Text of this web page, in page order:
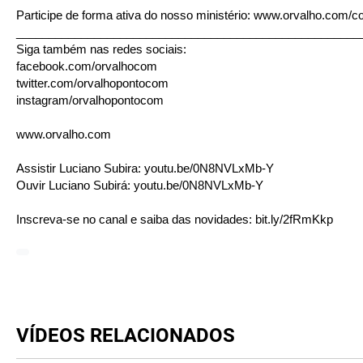
Participe de forma ativa do nosso ministério: www.orvalho.com/
Siga também nas redes sociais:
facebook.com/orvalhocom
twitter.com/orvalhopontocom
instagram/orvalhopontocom
www.orvalho.com
Assistir Luciano Subira: youtu.be/0N8NVLxMb-Y
Ouvir Luciano Subirá: youtu.be/0N8NVLxMb-Y
Inscreva-se no canal e saiba das novidades: bit.ly/2fRmKkp
VÍDEOS RELACIONADOS